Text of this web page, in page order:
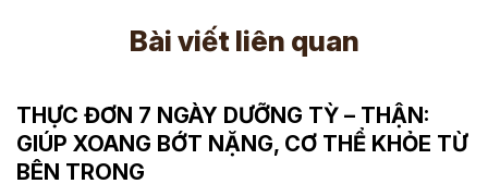
Bài viết liên quan
THỰC ĐƠN 7 NGÀY DƯỠNG TỲ – THẬN:
GIÚP XOANG BỚT NẶNG, CƠ THỂ KHỎE TỪ
BÊN TRONG